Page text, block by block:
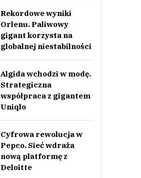
Rekordowe wyniki
Orlenu. Paliwowy
gigant korzysta na
globalnej niestabilności
Algida wchodzi w modę.
Strategiczna
współpraca z gigantem
Uniqlo
Cyfrowa rewolucja w
Pepco. Sieć wdraża
nową platformę z
Deloitte